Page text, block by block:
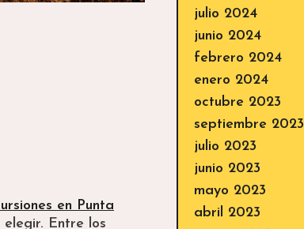
en Punta
Entre los
julio 2024
junio 2024
febrero 2024
enero 2024
octubre 2023
septiembre 2023
julio 2023
junio 2023
mayo 2023
abril 2023